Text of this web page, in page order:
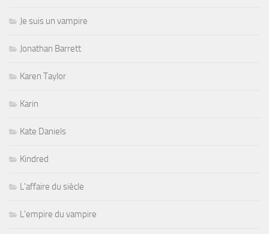
Je suis un vampire
Jonathan Barrett
Karen Taylor
Karin
Kate Daniels
Kindred
L'affaire du siècle
L'empire du vampire